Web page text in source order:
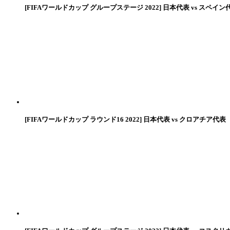
[FIFAワールドカップ グループステージ 2022] 日本代表 vs スペイン
[FIFAワールドカップ ラウンド16 2022] 日本代表 vs クロアチア代表